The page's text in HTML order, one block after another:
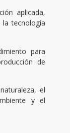
aplicada,
tecnología
para
de
el
y el